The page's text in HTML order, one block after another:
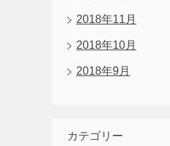
2018年11月
2018年10月
2018年9月
カテゴリー